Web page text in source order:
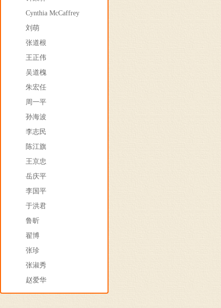
Cynthia McCaffrey
刘萌
张道根
王正伟
吴道槐
朱宏任
周一平
孙海波
李志民
陈江旗
王京忠
岳庆平
李国平
于洪君
鲁昕
翟博
张珍
张淑秀
赵爱华